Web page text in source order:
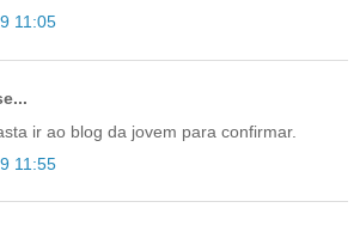
11:05
ir ao blog da jovem para confirmar.
11:55